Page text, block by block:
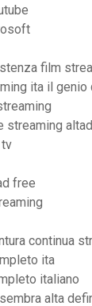
film
ita il genio
streaming
free
continua
ita
italiano
alta